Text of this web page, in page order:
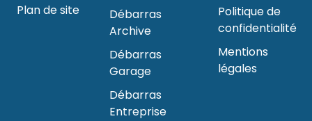
Plan de site
Débarras
Archive
Débarras
Garage
Débarras
Entreprise
Politique de
confidentialité
Mentions
légales